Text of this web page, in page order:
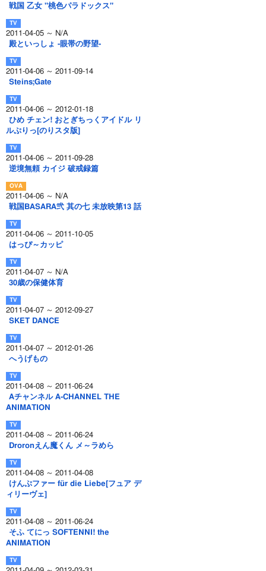
戦国 乙女 "桃色パラドックス"
2011-04-05 ～ N/A
殿といっしょ -眼帯の野望-
2011-04-06 ～ 2011-09-14
Steins;Gate
2011-04-06 ～ 2012-01-18
ひめ チェン! おとぎちっくアイドル リ
ルぷりっ[のりスタ版]
2011-04-06 ～ 2011-09-28
逆境無頼 カイジ 破戒録篇
2011-04-06 ～ N/A
戦国BASARA弐 其の七 未放映第13 話
2011-04-06 ～ 2011-10-05
はっぴ～カッピ
2011-04-07 ～ N/A
30歳の保健体育
2011-04-07 ～ 2012-09-27
SKET DANCE
2011-04-07 ～ 2012-01-26
へうげもの
2011-04-08 ～ 2011-06-24
Aチャンネル A-CHANNEL THE
ANIMATION
2011-04-08 ～ 2011-06-24
Droronえん魔くん メ～ラめら
2011-04-08 ～ 2011-04-08
けんぷファー für die Liebe[フュア デ
ィリーヴェ]
2011-04-08 ～ 2011-06-24
そふ てにっ SOFTENNI! the
ANIMATION